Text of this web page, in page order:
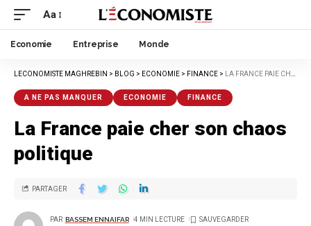
Aa
Economie Entreprise Monde
LECONOMISTE MAGHREBIN > BLOG > ECONOMIE > FINANCE > LA FRANCE PAIE CHER SON CHAOS POLITIQUE
A NE PAS MANQUER ECONOMIE FINANCE
La France paie cher son chaos
politique
PAR BASSEM ENNAIFAR 4 MIN LECTURE
PARTAGER